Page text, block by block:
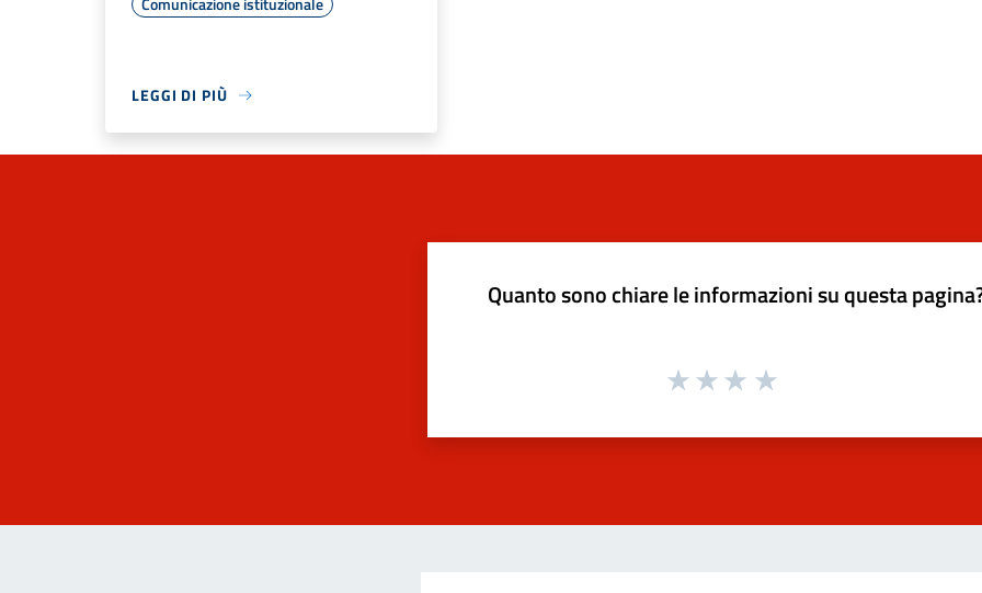
LEGGI DI PIÙ
Quanto sono chiare le informazioni su questa